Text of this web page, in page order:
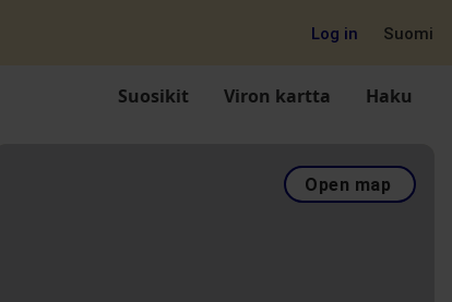
Log in Suomi
Suosikit Viron kartta Haku
Open map